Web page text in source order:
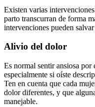
Existen varias
parto transcurran de forma
intervenciones pueden
Alivio del dolor
Es normal sentir ansiosa
especialmente si oíste
Ten en cuenta que cada
dolor diferentes, y que
manejable.